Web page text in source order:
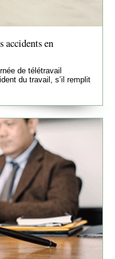
accidents en
de télétravail
du travail, s’il remplit